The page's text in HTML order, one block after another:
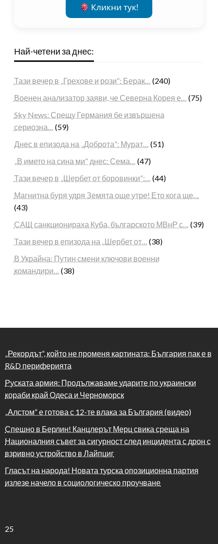
Кликни тук!
Най-четени за днес:
Тази вечер в „Грехове и рози“: Берак… (240)
Военен анализатор заяви, че Северна Корея е… (75)
Sky News: Срещу Германия бе извършена
сериозна… (59)
Днес в епизода на „Доброта“: Мурат… (51)
„В името на сина ми“ днес: Сема… (47)
Тази вечер в „Шербет от боровинки“:… (44)
Магнитна буря удря Земята още утре! Ето кога ще…
(43)
САЩ санкционираха Куба, българското МВнР с… (39)
Тази вечер в епизода на „Шербет от… (38)
В Украйна: Путин смени ключови военни
командири… (38)
„Рекордът“, който не променя картината: България пак е в
R&D периферията
Руската армия: Продължаваме ударите по украински
кораби край Одеса и Черноморск
„Алстом“ е готова с 12-те влака за България (видео)
Спешно в Берлин! Канцлерът Мерц свика среща на
Националния съвет за сигурност след инцидента с дрон с
взривно устройство в Лайпциг
Гласът на народа! Новата турска опозиционна партия
излезе начело в социологическо проучване
25